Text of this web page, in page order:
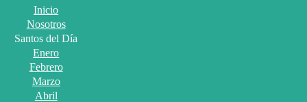
Inicio
Nosotros
Santos del Día
Enero
Febrero
Marzo
Abril